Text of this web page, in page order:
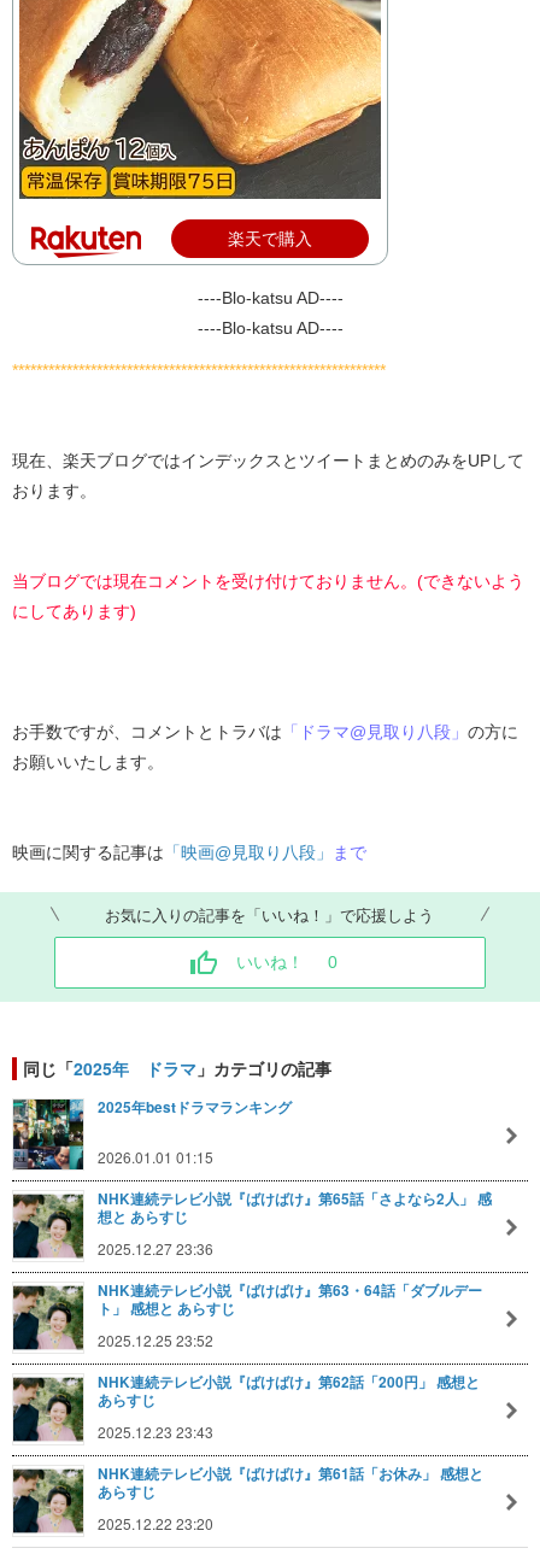
楽天で購入
----Blo-katsu AD----
----Blo-katsu AD----
**************************************************************
現在、楽天ブログではインデックスとツイートまとめのみをUPして
おります。
当ブログでは現在コメントを受け付けておりません。(できないよう
にしてあります)
お手数ですが、コメントとトラバは 「ドラマ@見取り八段」 の方に
お願いいたします。
映画に関する記事は 「映画@見取り八段」 まで
お気に入りの記事を「いいね！」で応援しよう
いいね！ 0
同じ「2025年 ドラマ 」カテゴリの記事
2025年bestドラマランキング
2026.01.01 01:15
NHK連続テレビ小説『ばけばけ』第65話「さよなら2人」 感
想と あらすじ
2025.12.27 23:36
NHK連続テレビ小説『ばけばけ』第63・64話「ダブルデー
ト」 感想と あらすじ
2025.12.25 23:52
NHK連続テレビ小説『ばけばけ』第62話「200円」 感想と
あらすじ
2025.12.23 23:43
NHK連続テレビ小説『ばけばけ』第61話「お休み」 感想と
あらすじ
2025.12.22 23:20